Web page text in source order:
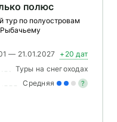
полюс
тур по полуостровам
— 21.01.2027
+20 дат
Туры на снегоходах
Средняя ?